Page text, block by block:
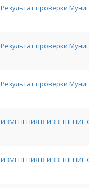
Результат проверки
Результат проверки
Результат проверки
ИЗМЕНЕНИЯ В ИЗВЕЩЕНИЕ
ИЗМЕНЕНИЯ В ИЗВЕЩЕНИЕ